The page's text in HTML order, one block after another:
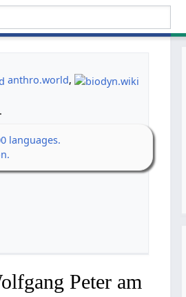
anthro.world,
languages.
Peter am